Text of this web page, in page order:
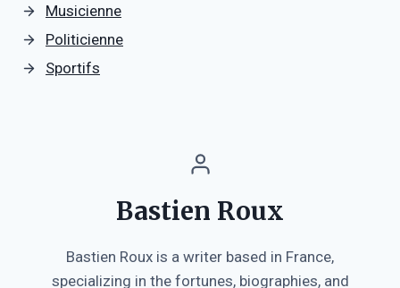
Musicienne
Politicienne
Sportifs
Bastien Roux
Bastien Roux is a writer based in France,
specializing in the fortunes, biographies, and